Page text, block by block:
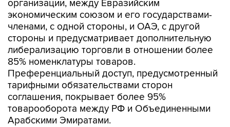
организации, между Евразийским
экономическим союзом и его государствами-
членами, с одной стороны, и ОАЭ, с другой
стороны и предусматривает дополнительную
либерализацию торговли в отношении более
85% номенклатуры товаров.
Преференциальный доступ, предусмотренный
тарифными обязательствами сторон
соглашения, покрывает более 95%
товарооборота между РФ и Объединенными
Арабскими Эмиратами.